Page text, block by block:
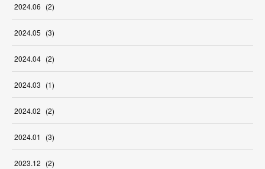
2024.06 (2)
2024.05 (3)
2024.04 (2)
2024.03 (1)
2024.02 (2)
2024.01 (3)
2023.12 (2)